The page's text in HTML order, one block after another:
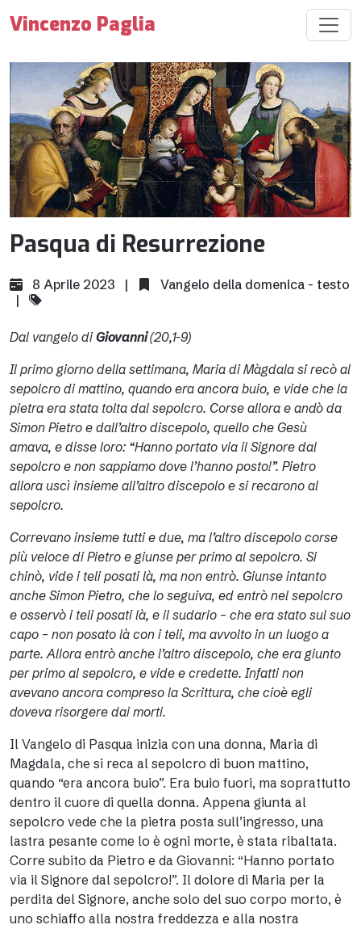
Vincenzo Paglia
Pasqua di Resurrezione
8 Aprile 2023 |
Vangelo della domenica - testo
|
Dal vangelo diGiovanni(20,1-9)
Il primo giorno della settimana, Maria di Màgdala si recò al
sepolcro di mattino, quando era ancora buio, e vide che la
pietra era stata tolta dal sepolcro. Corse allora e andò da
Simon Pietro e dall’altro discepolo, quello che Gesù
amava, e disse loro: “Hanno portato via il Signore dal
sepolcro e non sappiamo dove l’hanno posto!”. Pietro
allora uscì insieme all’altro discepolo e si recarono al
sepolcro.
Correvano insieme tutti e due, ma l’altro discepolo corse
più veloce di Pietro e giunse per primo al sepolcro. Si
chinò, vide i teli posati là, ma non entrò. Giunse intanto
anche Simon Pietro, che lo seguiva, ed entrò nel sepolcro
e osservò i teli posati là, e il sudario – che era stato sul suo
capo – non posato là con i teli, ma avvolto in un luogo a
parte. Allora entrò anche l’altro discepolo, che era giunto
per primo al sepolcro, e vide e credette. Infatti non
avevano ancora compreso la Scrittura, che cioè egli
doveva risorgere dai morti.
Il Vangelo di Pasqua inizia con una donna, Maria di
Magdala, che si reca al sepolcro di buon mattino,
quando “era ancora buio”. Era buio fuori, ma soprattutto
dentro il cuore di quella donna. Appena giunta al
sepolcro vede che la pietra posta sull’ingresso, una
lastra pesante come lo è ogni morte, è stata ribaltata.
Corre subito da Pietro e da Giovanni: “Hanno portato
via il Signore dal sepolcro!”. Il dolore di Maria per la
perdita del Signore, anche solo del suo corpo morto, è
uno schiaffo alla nostra freddezza e alla nostra